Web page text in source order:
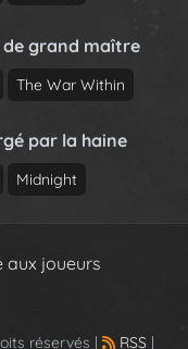
de grand maître
The War Within
par la haine
Midnight
aux joueurs
réservés | RSS|